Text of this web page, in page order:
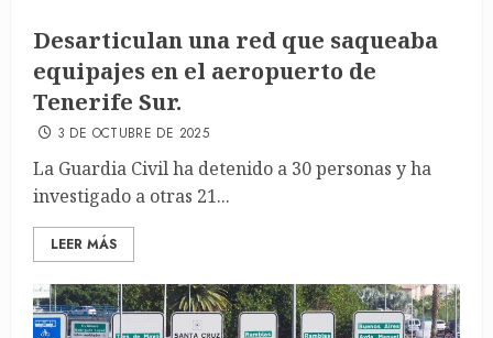
Desarticulan una red que saqueaba
equipajes en el aeropuerto de
Tenerife Sur.
3 DE OCTUBRE DE 2025
La Guardia Civil ha detenido a 30 personas y ha
investigado a otras 21...
LEER MÁS